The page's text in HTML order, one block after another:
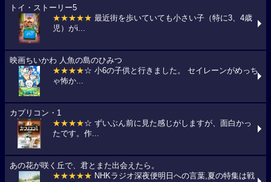
トイ・ストーリー5
★★★★★ 最近街を歩いていても小さい子（特に3、4歳
児）がi...
映画ちいかわ 人魚の島のひみつ
★★★★☆ 小6の子供と行きました。 セイレーンがめっち
ゃ怖か...
カプリコン・1
★★★★☆ ずいぶん前に見た感じがしますが、面白かっ
たです。作...
あの花が咲く丘で、君とまた出会えたら。
★★★★★ NHKラジオ深夜便明日への言葉,夏の特集は戦